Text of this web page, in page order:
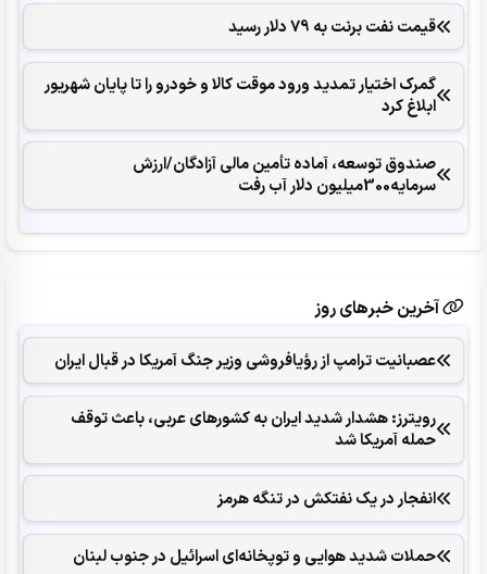
قیمت نفت برنت به 79 دلار رسید
گمرک اختیار تمدید ورود موقت کالا و خودرو را تا پایان شهریور
ابلاغ کرد
صندوق توسعه، آماده تأمین مالی آزادگان/ارزش
سرمایه300میلیون دلار آب رفت
آخرین خبرهای روز
عصبانیت ترامپ از رؤیافروشی وزیر جنگ آمریکا در قبال ایران
رویترز: هشدار شدید ایران به کشورهای عربی، باعث توقف
حمله آمریکا شد
انفجار در یک نفتکش در تنگه هرمز
حملات شدید هوایی و توپخانه‌ای اسرائیل در جنوب لبنان